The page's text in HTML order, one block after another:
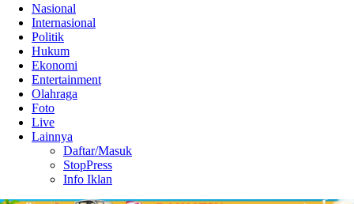
Nasional
Internasional
Politik
Hukum
Ekonomi
Entertainment
Olahraga
Foto
Live
Lainnya
Daftar/Masuk
StopPress
Info Iklan